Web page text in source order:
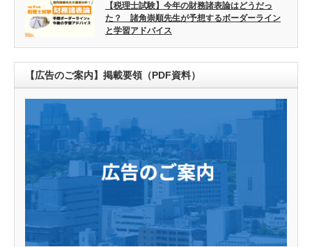
【税理士試験】今年の財務諸表論はどうだっ
た？ 諸角崇順先生が予想するボーダーライン
と学習アドバイス
【広告のご案内】掲載要領（PDF資料）